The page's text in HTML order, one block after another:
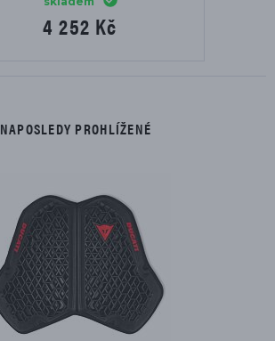
4 252 Kč
NAPOSLEDY PROHLÍŽENÉ